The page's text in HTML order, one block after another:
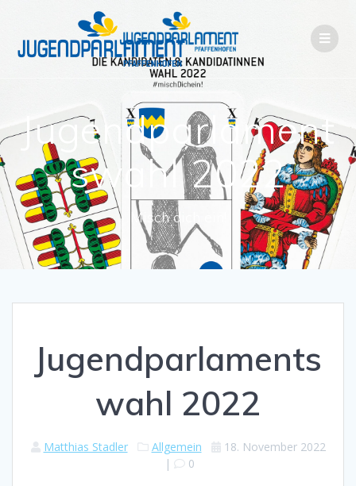
Jugendparlament
swahl 2022
Misch dich ein!
Jugendparlaments
wahl 2022
Matthias Stadler Allgemein
18. November 2022
|
0